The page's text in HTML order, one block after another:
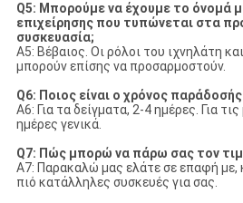
Q5: Μπορούμε να έχουμε το όνομά
επιχείρησης που τυπώνεται στα
συσκευασία;
A5: Βέβαιος. Οι ρόλοι του ιχνηλάτη
μπορούν επίσης να προσαρμοστούν.
Q6: Ποιος είναι ο χρόνος
A6: Για τα δείγματα, 2-4 ημέρες. Για
ημέρες γενικά.
Q7: Πώς μπορώ να πάρω σας τον
A7: Παρακαλώ μας ελάτε σε επαφή με,
πιό κατάλληλες συσκευές για σας.